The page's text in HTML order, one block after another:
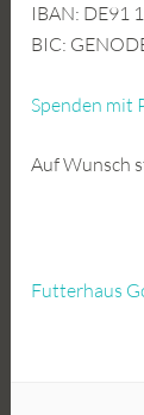
IBAN: DE91
BIC:
Spenden mit
Auf Wunsch
Futterhaus